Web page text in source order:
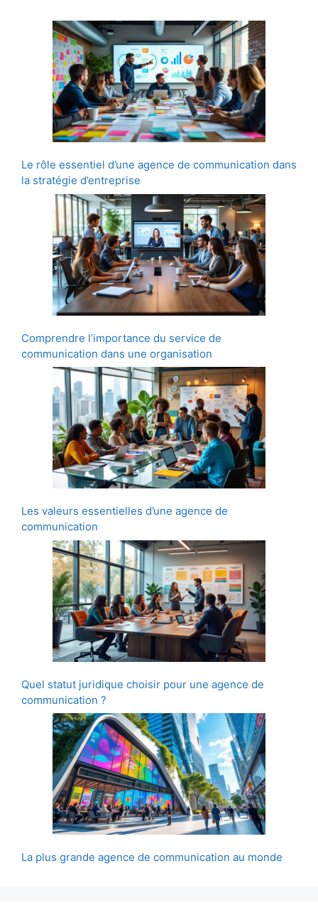
Le rôle essentiel d’une agence de communication dans
la stratégie d’entreprise
Comprendre l’importance du service de
communication dans une organisation
Les valeurs essentielles d’une agence de
communication
Quel statut juridique choisir pour une agence de
communication ?
La plus grande agence de communication au monde